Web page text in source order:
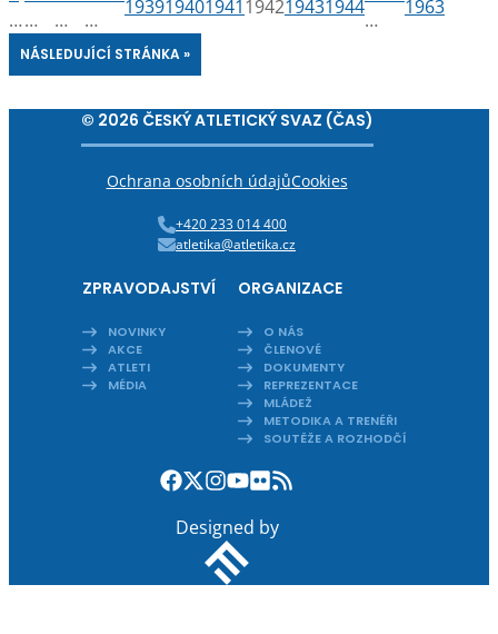
……
…
…
193919401941194219431944
…
1963
NÁSLEDUJÍCÍ STRÁNKA »
© 2026 ČESKÝ ATLETICKÝ SVAZ (ČAS)
Ochrana osobních údajůCookies
+420 233 014 400
atletika@atletika.cz
ZPRAVODAJSTVÍ
NOVINKY
AKCE
ATLETI
MÉDIA
ORGANIZACE
O NÁS
ČLENOVÉ
DOKUMENTY
REPREZENTACE
MLÁDEŽ
METODIKA A TRENÉŘI
SOUTĚŽE A ROZHODČÍ
Designed by